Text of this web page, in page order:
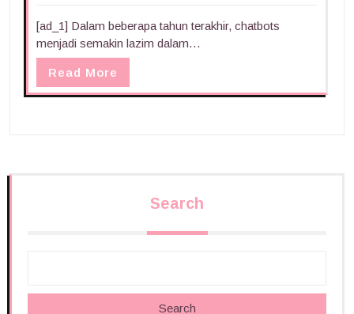
[ad_1] Dalam beberapa tahun terakhir, chatbots
menjadi semakin lazim dalam…
Read More
Search
Search